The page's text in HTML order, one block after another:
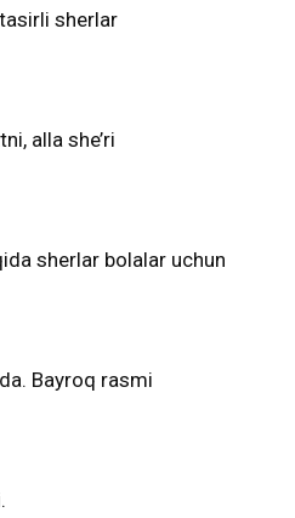
sherlar
alla she’ri
sherlar bolalar uchun
Bayroq rasmi